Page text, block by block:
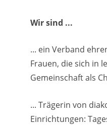
Wir sind ...
... ein Verband
Frauen, die sich in
Gemeinschaft als
... Trägerin von
Einrichtungen: